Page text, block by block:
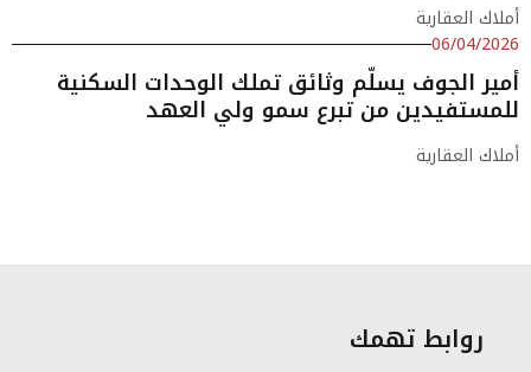
أملاك العقارية
06/04/2026
أمير الجوف يسلّم وثائق تملك الوحدات السكنية
للمستفيدين من تبرع سمو ولي العهد
أملاك العقارية
روابط تهمك